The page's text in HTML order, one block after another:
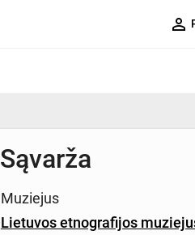
person_outline
Sąvarža
Muziejus
Lietuvos etnografijos